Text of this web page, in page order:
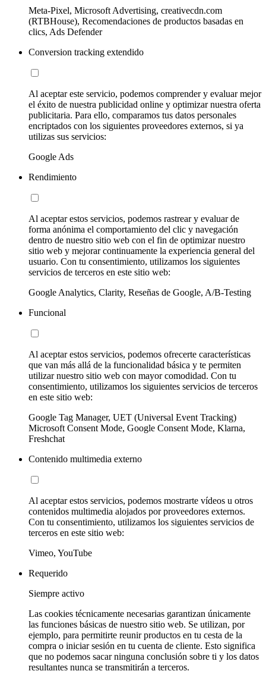
Meta-Pixel, Microsoft Advertising, creativecdn.com
(RTBHouse), Recomendaciones de productos basadas en
clics, Ads Defender
Conversion tracking extendido
Al aceptar este servicio, podemos comprender y evaluar mejor
el éxito de nuestra publicidad online y optimizar nuestra oferta
publicitaria. Para ello, comparamos tus datos personales
encriptados con los siguientes proveedores externos, si ya
utilizas sus servicios:
Google Ads
Rendimiento
Al aceptar estos servicios, podemos rastrear y evaluar de
forma anónima el comportamiento del clic y navegación
dentro de nuestro sitio web con el fin de optimizar nuestro
sitio web y mejorar continuamente la experiencia general del
usuario. Con tu consentimiento, utilizamos los siguientes
servicios de terceros en este sitio web:
Google Analytics, Clarity, Reseñas de Google, A/B-Testing
Funcional
Al aceptar estos servicios, podemos ofrecerte características
que van más allá de la funcionalidad básica y te permiten
utilizar nuestro sitio web con mayor comodidad. Con tu
consentimiento, utilizamos los siguientes servicios de terceros
en este sitio web:
Google Tag Manager, UET (Universal Event Tracking)
Microsoft Consent Mode, Google Consent Mode, Klarna,
Freshchat
Contenido multimedia externo
Al aceptar estos servicios, podemos mostrarte vídeos u otros
contenidos multimedia alojados por proveedores externos.
Con tu consentimiento, utilizamos los siguientes servicios de
terceros en este sitio web:
Vimeo, YouTube
Requerido
Siempre activo
Las cookies técnicamente necesarias garantizan únicamente
las funciones básicas de nuestro sitio web. Se utilizan, por
ejemplo, para permitirte reunir productos en tu cesta de la
compra o iniciar sesión en tu cuenta de cliente. Esto significa
que no podemos sacar ninguna conclusión sobre ti y los datos
resultantes nunca se transmitirán a terceros.